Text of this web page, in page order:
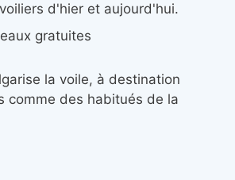
d'hier et aujourd'hui.
gratuites
la voile, à destination
comme des habitués de la